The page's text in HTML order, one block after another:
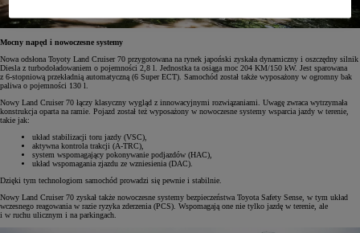
Mocny napęd i nowoczesne systemy
Nowa odsłona Toyoty Land Cruiser 70 przygotowana na rynek japoński zyskała dynamiczny i oszczędny silnik
Diesla z turbodoładowaniem o pojemności 2,8 l. Jednostka ta osiąga moc 204 KM/150 kW. Jest sparowana
z 6-stopniową przekładnią automatyczną (6 Super ECT). Samochód został także wyposażony w ogromny bak
paliwa o pojemności 130 l.
Nowy Land Cruiser 70 łączy klasyczny wygląd z innowacyjnymi rozwiązaniami. Uwagę zwraca wytrzymała
konstrukcja oparta na ramie. Pojazd został też wyposażony w nowoczesne systemy wsparcia jazdy w terenie,
takie jak:
układ stabilizacji toru jazdy (VSC),
aktywna kontrola trakcji (A-TRC),
system wspomagający pokonywanie podjazdów (HAC),
układ wspomagania zjazdu ze wzniesienia (DAC).
Dzięki tym technologiom samochód prowadzi się pewnie i stabilnie.
Nowy Land Cruiser 70 zyskał także nowoczesne systemy bezpieczeństwa Toyota Safety Sense, w tym układ
wczesnego reagowania w razie ryzyka zderzenia (PCS). Wspomagają one nie tylko jazdę w terenie, ale
i w ruchu ulicznym i na parkingach.